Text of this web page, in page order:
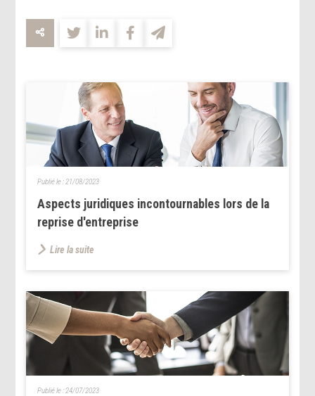
Aspects juridiques incontournables lors de la
reprise d'entreprise
Publié le : 21/08/2023
Lire la suite
Publié le : 24/07/2023